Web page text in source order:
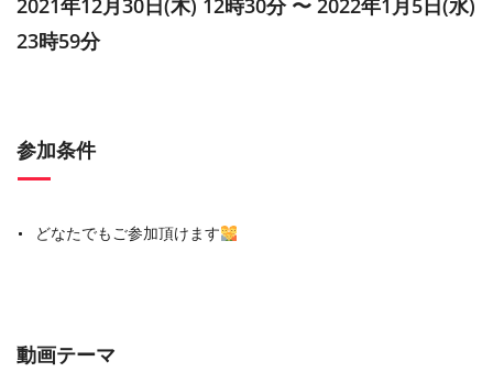
2021年12月30日(木) 12時30分 〜 2022年1月5日(水)
23時59分
参加条件
どなたでもご参加頂けます
動画テーマ